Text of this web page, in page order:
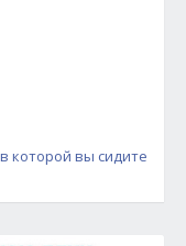
которой вы сидите